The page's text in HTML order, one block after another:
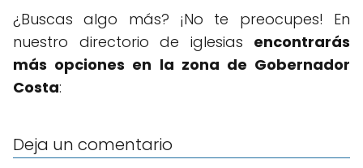
¿Buscas algo más? ¡No te preocupes! En
nuestro directorio de iglesias encontrarás
más opciones en la zona de Gobernador
Costa:
Deja un comentario